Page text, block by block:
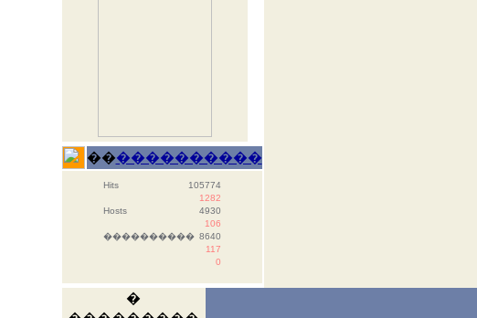
������������
Hits
105774
1282
Hosts
4930
106
���������� 8640
117
0
�